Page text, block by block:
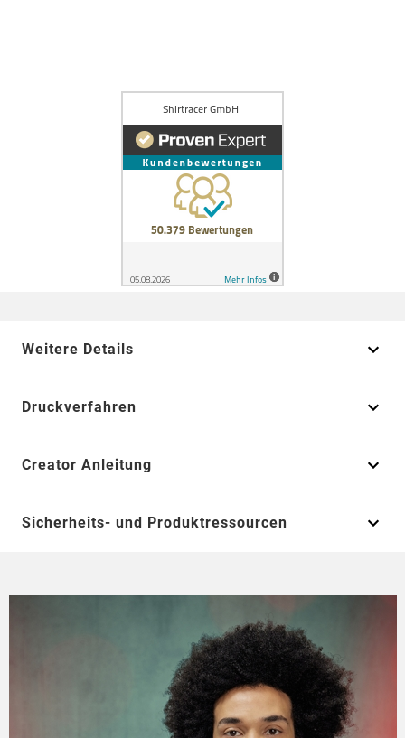
Weitere Details
Druckverfahren
Creator Anleitung
Sicherheits- und Produktressourcen